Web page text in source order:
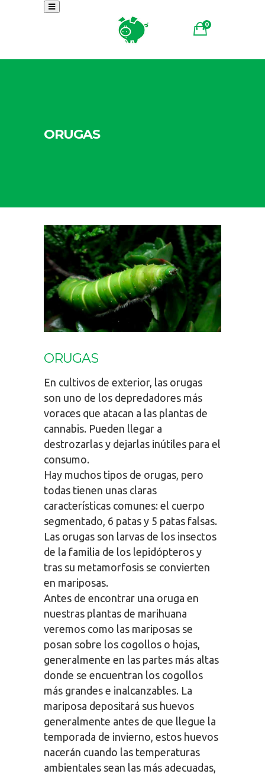
0
ORUGAS
ORUGAS
En cultivos de exterior, las orugas
son uno de los depredadores más
voraces que atacan a las plantas de
cannabis. Pueden llegar a
destrozarlas y dejarlas inútiles para el
consumo.
Hay muchos tipos de orugas, pero
todas tienen unas claras
características comunes: el cuerpo
segmentado, 6 patas y 5 patas falsas.
Las orugas son larvas de los insectos
de la familia de los lepidópteros y
tras su metamorfosis se convierten
en mariposas.
Antes de encontrar una oruga en
nuestras plantas de marihuana
veremos como las mariposas se
posan sobre los cogollos o hojas,
generalmente en las partes más altas
donde se encuentran los cogollos
más grandes e inalcanzables. La
mariposa depositará sus huevos
generalmente antes de que llegue la
temporada de invierno, estos huevos
nacerán cuando las temperaturas
ambientales sean las más adecuadas,